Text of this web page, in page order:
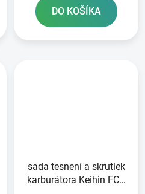
DO KOŠÍKA
sada tesnení a skrutiek
karburátora Keihin FCR